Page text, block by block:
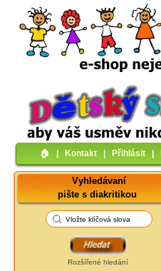
🏠︎ Kontakt Přihlásit
Vyhledávaní
pište s diakritikou
Rozšířené hledání